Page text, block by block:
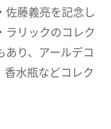
佐藤義亮を記念し
ラリックのコレク
り、アールデコ
水瓶などコレク